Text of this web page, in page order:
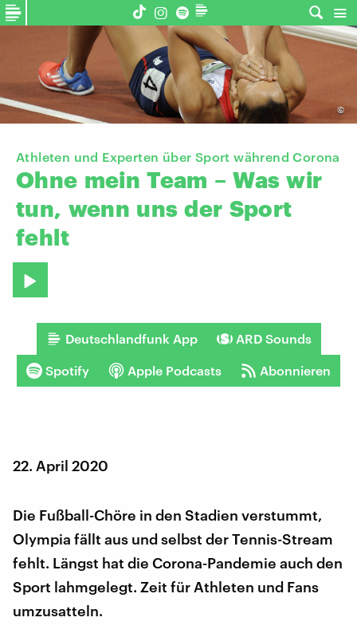
©
Athleten und Experten über Sport während Corona
Ohne mein Team – Was wir
tun, wenn uns der Sport
fehlt
Deutschlandfunk App ARD Sounds
Spotify Apple Podcasts Abonnieren
22. April 2020
Die Fußball-Chöre in den Stadien verstummt,
Olympia fällt aus und selbst der Tennis-Stream
fehlt. Längst hat die Corona-Pandemie auch den
Sport lahmgelegt. Zeit für Athleten und Fans
umzusatteln.